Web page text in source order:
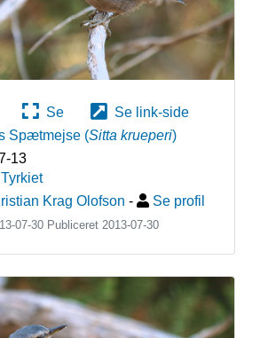
Se
Se link-side
Spætmejse (Sitta krueperi)
13
Tyrkiet
Krag Olofson - Se profil
07-30 Publiceret 2013-07-30